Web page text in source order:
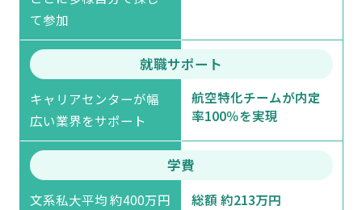
て参加
就職サポート
キャリアセンターが幅
広い業界をサポート
航空特化チームが内定
率100％を実現
学費
文系私大平均 約400万円
総額 約213万円